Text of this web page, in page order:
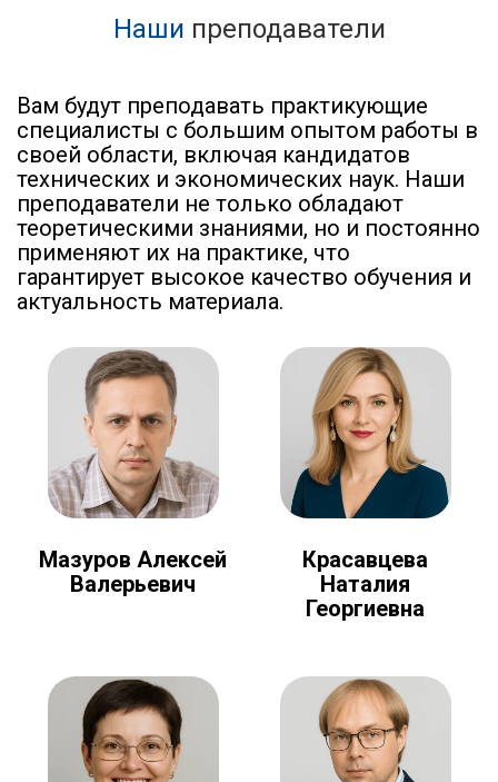
Наши преподаватели
Вам будут преподавать практикующие
специалисты с большим опытом работы в
своей области, включая кандидатов
технических и экономических наук. Наши
преподаватели не только обладают
теоретическими знаниями, но и постоянно
применяют их на практике, что
гарантирует высокое качество обучения и
актуальность материала.
Мазуров Алексей
Валерьевич
Красавцева
Наталия
Георгиевна